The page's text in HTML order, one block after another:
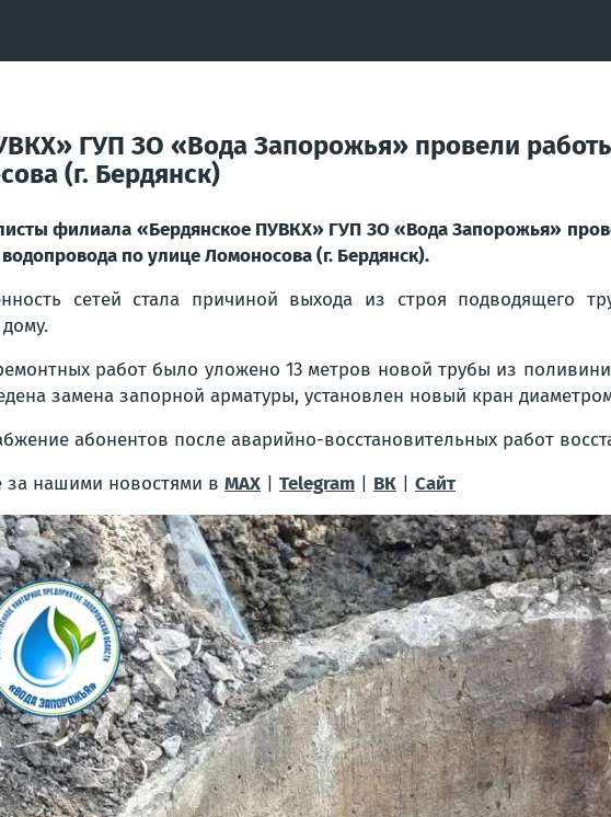
ГУП ЗО «Вода Запорожья» провели
(г. Бердянск)
филиала «Бердянское ПУВКХ» ГУП ЗО «Вода Запорожья»
водопровода по улице Ломоносова (г. Бердянск).
сетей стала причиной выхода из строя подводящего
работ было уложено 13 метров новой трубы из
замена запорной арматуры, установлен новый кран
абонентов после аварийно-восстановительных работ
за нашими новостями в MAX Telegram ВК Сайт